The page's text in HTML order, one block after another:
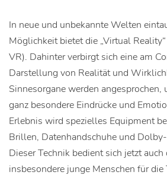
In neue und unbekannte Welten
Möglichkeit bietet die „Virtual
VR). Dahinter verbirgt sich eine am
Darstellung von Realität und
Sinnesorgane werden angesprochen,
ganz besondere Eindrücke und
Erlebnis wird spezielles Equipment
Brillen, Datenhandschuhe und
Dieser Technik bedient sich jetzt
insbesondere junge Menschen für